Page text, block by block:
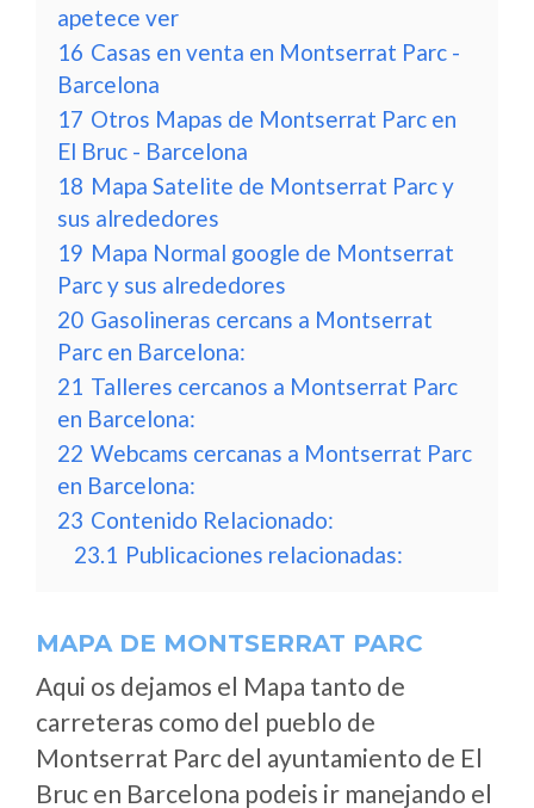
apetece ver
16 Casas en venta en Montserrat Parc -
Barcelona
17 Otros Mapas de Montserrat Parc en
El Bruc - Barcelona
18 Mapa Satelite de Montserrat Parc y
sus alrededores
19 Mapa Normal google de Montserrat
Parc y sus alrededores
20 Gasolineras cercans a Montserrat
Parc en Barcelona:
21 Talleres cercanos a Montserrat Parc
en Barcelona:
22 Webcams cercanas a Montserrat Parc
en Barcelona:
23 Contenido Relacionado:
23.1 Publicaciones relacionadas:
MAPA DE MONTSERRAT PARC
Aqui os dejamos el Mapa tanto de
carreteras como del pueblo de
Montserrat Parc del ayuntamiento de El
Bruc en Barcelona podeis ir manejando el